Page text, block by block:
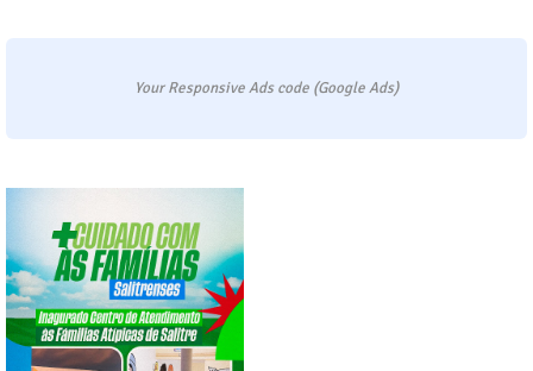
Your Responsive Ads code (Google Ads)